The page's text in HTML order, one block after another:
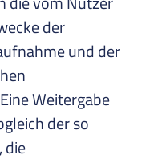
der
und der
Weitergabe
der so
die